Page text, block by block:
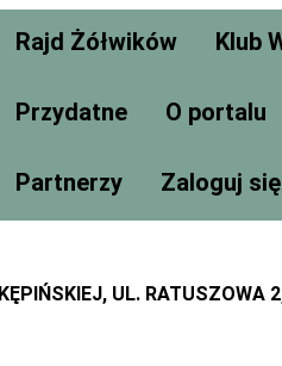
Rajd Żółwików Klub
Przydatne O portalu
Partnerzy Zaloguj się
UL. RATUSZOWA